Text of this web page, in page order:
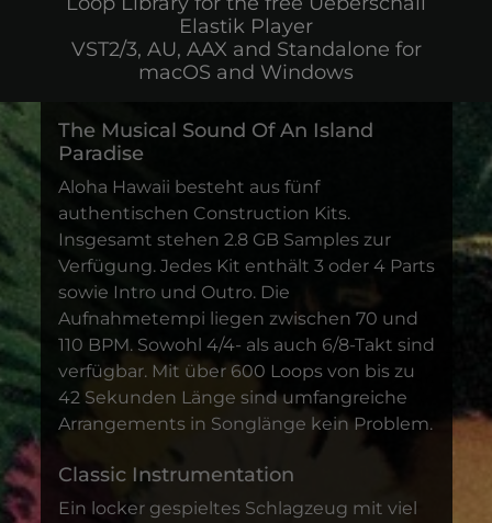
Elastik Player
VST2/3, AU, AAX and Standalone for
macOS and Windows
The Musical Sound Of An Island
Paradise
Aloha Hawaii besteht aus fünf
authentischen Construction Kits.
Insgesamt stehen 2.8 GB Samples zur
Verfügung. Jedes Kit enthält 3 oder 4 Parts
sowie Intro und Outro. Die
Aufnahmetempi liegen zwischen 70 und
110 BPM. Sowohl 4/4- als auch 6/8-Takt sind
verfügbar. Mit über 600 Loops von bis zu
42 Sekunden Länge sind umfangreiche
Arrangements in Songlänge kein Problem.
Classic Instrumentation
Ein locker gespieltes Schlagzeug mit viel